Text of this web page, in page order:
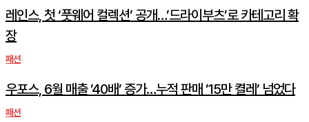
레인스, 첫 ‘풋웨어 컬렉션’ 공개…’드라이부츠’로 카테고리 확
장
패션
우포스, 6월 매출 ’40배’ 증가…누적 판매 ’15만 켤레’ 넘었다
패션